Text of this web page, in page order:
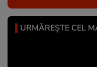
URMĂREȘTE CEL